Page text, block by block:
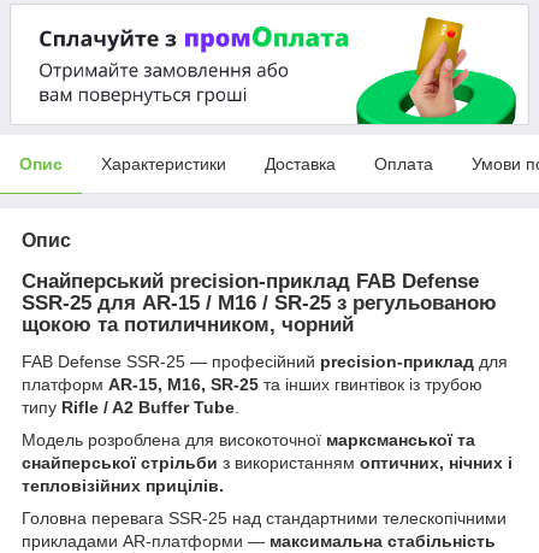
Опис Характеристики Доставка Оплата Умови
Опис
Снайперський precision-приклад FAB Defense
SSR-25 для AR-15 / M16 / SR-25 з регульованою
щокою та потиличником, чорний
FAB Defense SSR-25 — професійний precision-приклад для
платформ AR-15, M16, SR-25 та інших гвинтівок із трубою
типу Rifle / A2 Buffer Tube
Модель розроблена для високоточної марксманської та
снайперської стрільби з використанням оптичних, нічних і
тепловізійних прицілів.
Головна перевага SSR-25 над стандартними телескопічними
прикладами AR-платформи — максимальна стабільність